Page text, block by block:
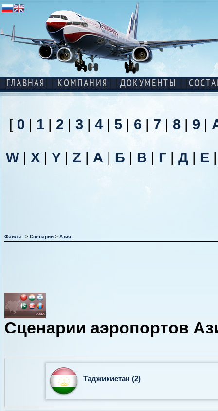
ГЛАВНАЯ КОМПАНИЯ ДОКУМЕНТЫ
[ 0 | 1| 2 | 3 | 4| 5| 6 | 7 | 8| 9 |
W| X | Y | Z | А | Б | В | Г | Д | Е
Файлы > Сценарии > Азия
Сценарии аэропортов
Таджикистан (2)